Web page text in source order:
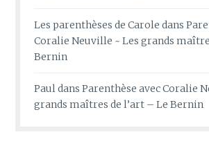
Les parenthèses de Carole dans
Coralie Neuville ~ Les grands
Bernin
PauldansParenthèse avec Coralie
grands maîtres de l’art – Le Bernin